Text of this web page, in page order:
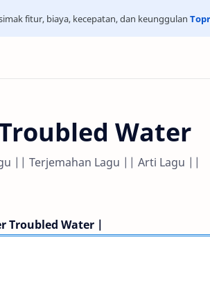
fitur, biaya, kecepatan, dan keunggulan
Water
|| Terjemahan Lagu || Arti Lagu ||
Troubled Water |